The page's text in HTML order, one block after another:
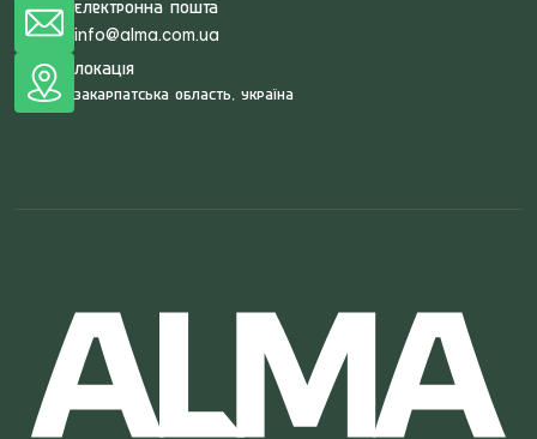
Електронна пошта
info@alma.com.ua
Локація
Закарпатська область, Україна